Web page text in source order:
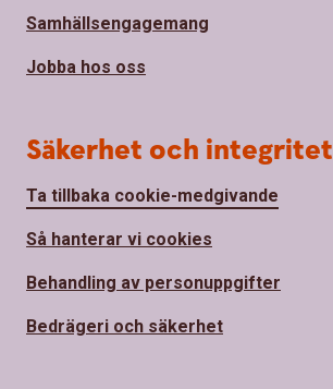
Samhällsengagemang
Jobba hos oss
Säkerhet och integritet
Ta tillbaka cookie-medgivande
Så hanterar vi cookies
Behandling av personuppgifter
Bedrägeri och säkerhet